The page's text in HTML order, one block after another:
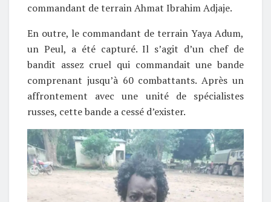
commandant de terrain Ahmat Ibrahim Adjaje.
En outre, le commandant de terrain Yaya Adum,
un Peul, a été capturé. Il s’agit d’un chef de
bandit assez cruel qui commandait une bande
comprenant jusqu’à 60 combattants. Après un
affrontement avec une unité de spécialistes
russes, cette bande a cessé d’exister.